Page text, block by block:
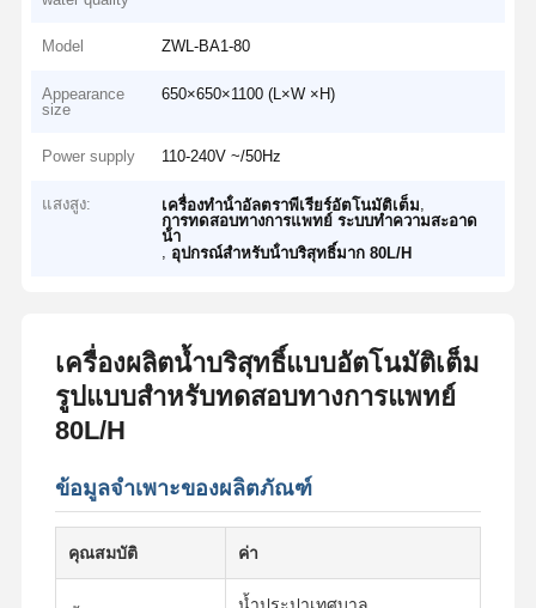
Model ZWL-BA1-80
Appearance
size
650×650×1100 (L×W ×H)
Power supply 110-240V ~/50Hz
แสงสูง: เครื่องทําน้ําอัลตราพีเรียร์อัตโนมัติเต็ม
การทดสอบทางการแพทย์ ระบบทําความสะอาด
น้ํา
อุปกรณ์สําหรับน้ําบริสุทธิ์มาก 80L/H
เครื่องผลิตน้ำบริสุทธิ์แบบอัตโนมัติเต็ม
รูปแบบสำหรับทดสอบทางการแพทย์
80L/H
ข้อมูลจำเพาะของผลิตภัณฑ์
คุณสมบัติ ค่า